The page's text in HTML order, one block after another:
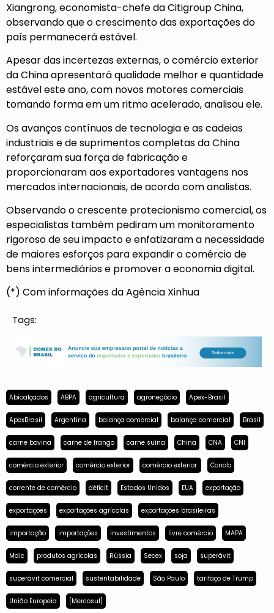
Xiangrong, economista-chefe da Citigroup China,
observando que o crescimento das exportações do
país permanecerá estável.
Apesar das incertezas externas, o comércio exterior
da China apresentará qualidade melhor e quantidade
estável este ano, com novos motores comerciais
tomando forma em um ritmo acelerado, analisou ele.
Os avanços contínuos de tecnologia e as cadeias
industriais e de suprimentos completas da China
reforçaram sua força de fabricação e
proporcionaram aos exportadores vantagens nos
mercados internacionais, de acordo com analistas.
Observando o crescente protecionismo comercial, os
especialistas também pediram um monitoramento
rigoroso de seu impacto e enfatizaram a necessidade
de maiores esforços para expandir o comércio de
bens intermediários e promover a economia digital.
(*) Com informações da Agência Xinhua
Tags:
Abicalçados ABPA agricultura agronegócio Apex-Brasil
ApexBrasil Argentina balança comercial balança comercial Brasil
carne bovina carne de frango carne suína China CNA CNI
comércio exterior comércio exterior comércio exterior. Conab
corrente de comércio déficit Estados Unidos EUA exportação
exportações exportações agrícolas exportações brasileiras
importação importações investimentos livre comércio MAPA
Mdic produtos agrícolas Rússia Secex soja superávit
superávit comercial sustentabilidade São Paulo tarifaço de Trump
União Europeia [Mercosul]